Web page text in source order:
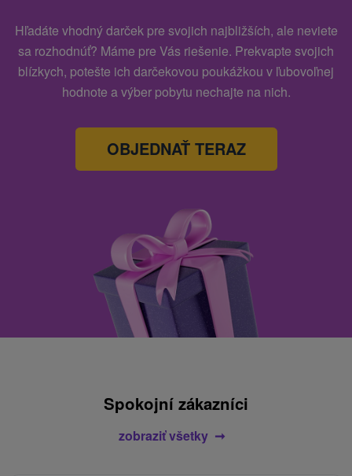
Hľadáte vhodný darček pre svojich najbližších, ale neviete
sa rozhodnúť? Máme pre Vás riešenie. Prekvapte svojich
blízkych, potešte ich darčekovou poukážkou v ľubovoľnej
hodnote a výber pobytu nechajte na nich.
OBJEDNAŤ TERAZ
Spokojní zákazníci
zobraziť všetky